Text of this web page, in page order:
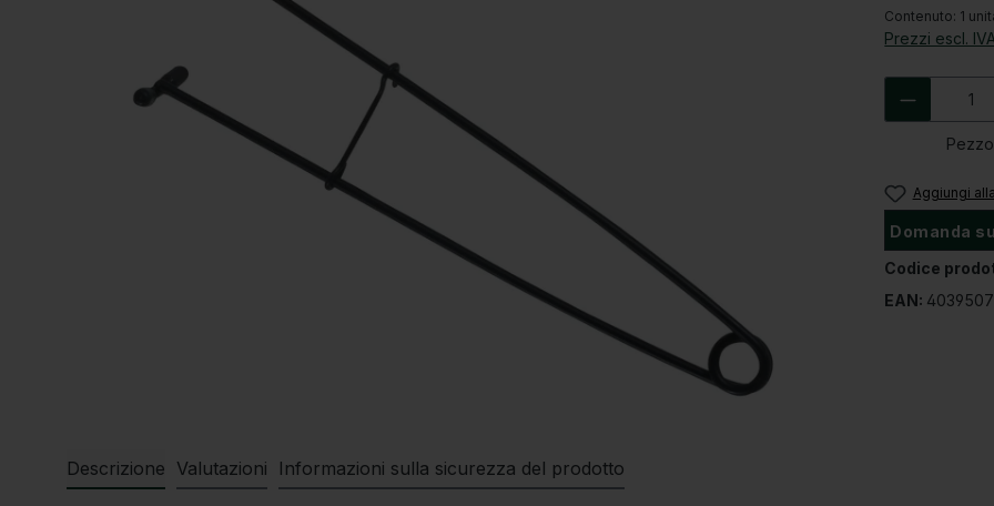
Contenuto: 1
Prezzi escl.
Pezzo
Aggiungi
Domanda
Codice
EAN:
Descrizione Valutazioni Informazioni sulla sicurezza del prodotto